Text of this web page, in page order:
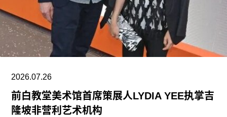
于美国历史准确信息的地点和资源”。不过政府并未
具体说明其认可的具体地点或资源为何。
该行政令还指责博物馆在美国建国250周年之际未
部长“在由国家公园管理局维护的人行道、步道及其
他公共场所设置临时展览或标识，以纠正博物馆内
呈现的不准确信息”。
2026.07.26
前白教堂美术馆首席策展人LYDIA YEE执掌吉
隆坡非营利艺术机构